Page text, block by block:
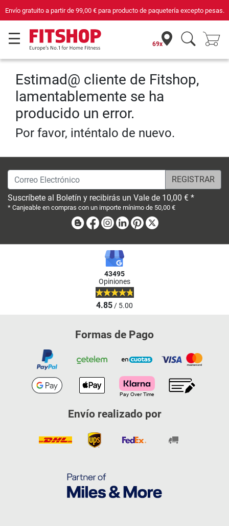
Envío gratuito a partir de 99,00 €para producto de paquetería excepto pesas.
69x
Estimad@ cliente de Fitshop,
lamentablemente se ha
producido un error.
Por favor, inténtalo de nuevo.
Correo Electrónico
Suscríbete al Boletín y recibirás un Vale de 10,00 € *
* Canjeable en compras con un importe mínimo de 50,00 €
BlogFacebook
Instagram
LinkedinPinterest
43495
Opiniones
4.85/ 5.00
Formas de Pago
Envío realizado por